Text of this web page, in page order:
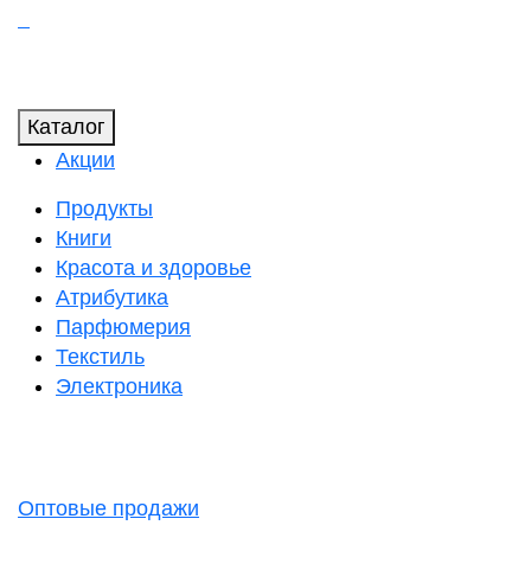
Каталог
Акции
Продукты
Книги
Красота и здоровье
Атрибутика
Парфюмерия
Текстиль
Электроника
Оптовые продажи